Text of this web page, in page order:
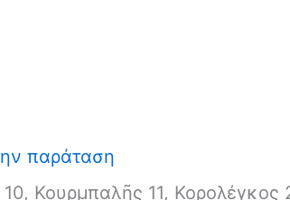
παράταση
Κουρμπαλῆς 11, Κορολέγκος